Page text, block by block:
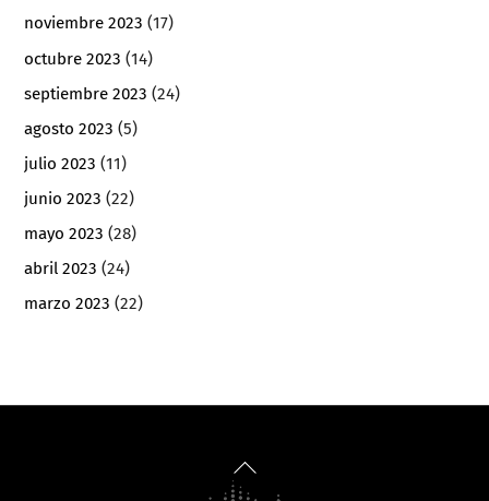
noviembre 2023 (17)
octubre 2023 (14)
septiembre 2023 (24)
agosto 2023 (5)
julio 2023 (11)
junio 2023 (22)
mayo 2023 (28)
abril 2023 (24)
marzo 2023 (22)
Back
To